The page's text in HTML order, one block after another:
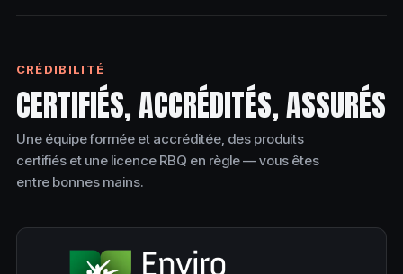
CRÉDIBILITÉ
CERTIFIÉS, ACCRÉDITÉS, ASSURÉS
Une équipe formée et accréditée, des produits
certifiés et une licence RBQ en règle — vous êtes
entre bonnes mains.